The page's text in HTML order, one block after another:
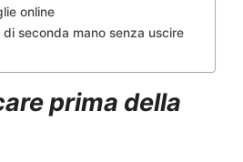
online
seconda mano senza uscire
prima della